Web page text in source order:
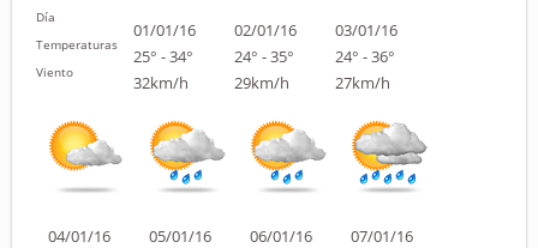
Día
Temperaturas
Viento
01/01/16
25° - 34°
32km/h
02/01/16
24° - 35°
29km/h
03/01/16
24° - 36°
27km/h
04/01/16
05/01/16
06/01/16
07/01/16